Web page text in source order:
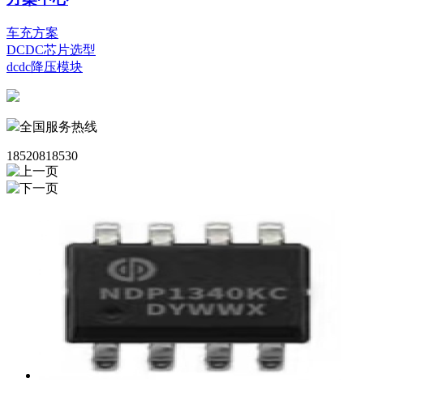
车充方案
DCDC芯片选型
dcdc降压模块
全国服务热线
18520818530